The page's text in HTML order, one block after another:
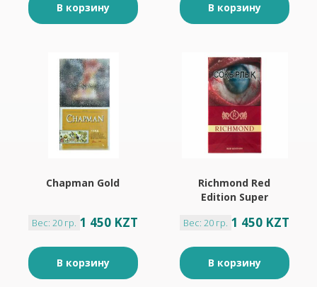
В корзину В корзину
Chapman Gold
Вес: 20 гр. 1 450 KZT
В корзину
Richmond Red
Edition Super
Вес: 20 гр. 1 450 KZT
В корзину